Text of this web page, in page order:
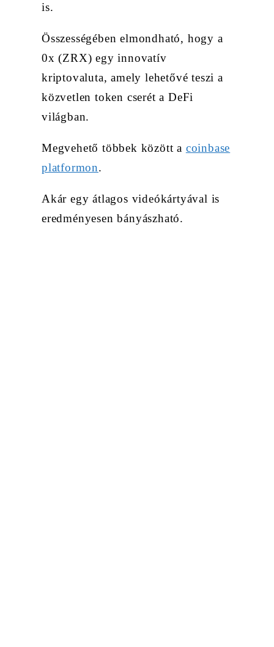
is.
Összességében elmondható, hogy a
0x (ZRX) egy innovatív
kriptovaluta, amely lehetővé teszi a
közvetlen token cserét a DeFi
világban.
Megvehető többek között a coinbase
platformon.
Akár egy átlagos videókártyával is
eredményesen bányászható.